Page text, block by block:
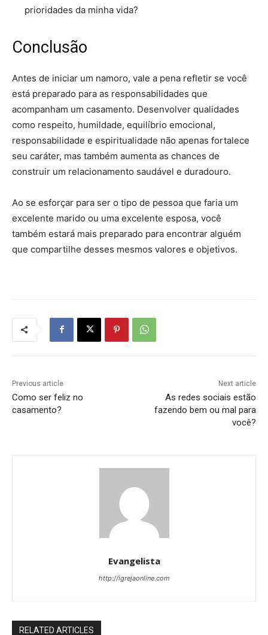
prioridades da minha vida?
Conclusão
Antes de iniciar um namoro, vale a pena refletir se você
está preparado para as responsabilidades que
acompanham um casamento. Desenvolver qualidades
como respeito, humildade, equilíbrio emocional,
responsabilidade e espiritualidade não apenas fortalece
seu caráter, mas também aumenta as chances de
construir um relacionamento saudável e duradouro.
Ao se esforçar para ser o tipo de pessoa que faria um
excelente marido ou uma excelente esposa, você
também estará mais preparado para encontrar alguém
que compartilhe desses mesmos valores e objetivos.
Previous article
Como ser feliz no
casamento?
Next article
As redes sociais estão
fazendo bem ou mal para
você?
Evangelista
http://igrejaonline.com
RELATED ARTICLES